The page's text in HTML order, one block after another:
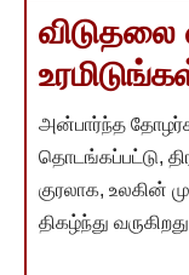
விடுதலை
அன்பார்ந்த
தொடங்கப்பட்டு,
குரலாக, உலகின்
திகழ்ந்து